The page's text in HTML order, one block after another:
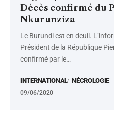
Décès confirmé du
Nkurunziza
Le Burundi est en deuil.
Président de la République
confirmé par le…
INTERNATIONAL NÉCROLOGIE
09/06/2020